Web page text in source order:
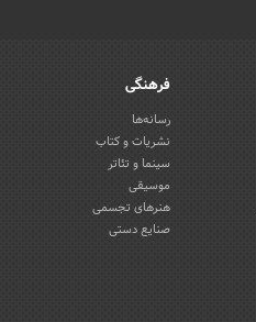
فرهنگی
رسانه‌ها
نشریات و کتاب
سینما و تئاتر
موسیقی
هنرهای تجسمی
صنایع دستی